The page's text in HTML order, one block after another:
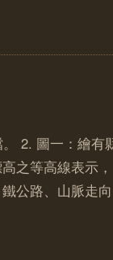
2. 圖一：繪有
之等高線表示
公路、山脈走